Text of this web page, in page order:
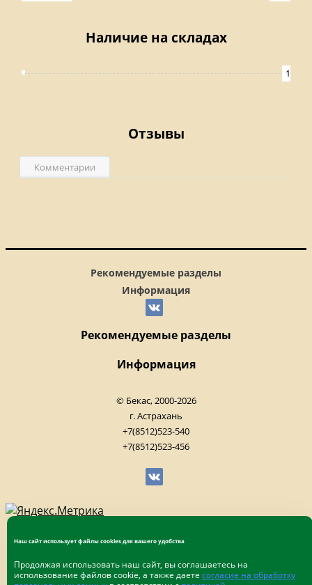
Наличие на складах
1
Отзывы
Комментарии
Рекомендуемые разделы
Информация
Рекомендуемые разделы
Информация
© Бекас, 2000-2026
г. Астрахань
+7(8512)523-540
+7(8512)523-456
Наш сайт использует файлы cookies для вашего удобства
Продолжая использовать наш сайт, вы соглашаетесь на
использование файлов cookie, а также даете согласие на обработку